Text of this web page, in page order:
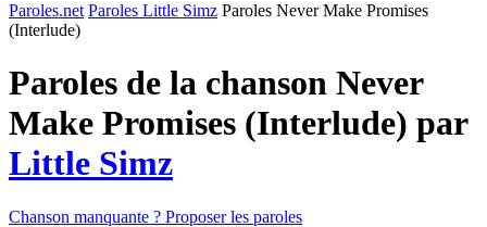
Paroles.net Paroles Little Simz Paroles Never Make Promises
(Interlude)
Paroles de la chanson Never
Make Promises (Interlude) par
Little Simz
Chanson manquante ? Proposer les paroles